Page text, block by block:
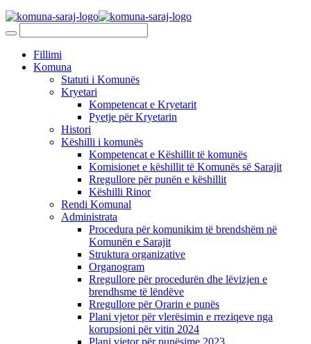
Fillimi
Komuna
Statuti i Komunës
Kryetari
Kompetencat e Kryetarit
Pyetje për Kryetarin
Histori
Këshilli i komunës
Kompetencat e Këshillit të komunës
Komisionet e këshillit të Komunës së Sarajit
Rregullore për punën e këshillit
Këshilli Rinor
Rendi Komunal
Administrata
Procedura për komunikim të brendshëm në
Komunën e Sarajit
Struktura organizative
Organogram
Rregullore për procedurën dhe lëvizjen e
brendhsme të lëndëve
Rregullore për Orarin e punës
Plani vjetor për vlerësimin e rreziqeve nga
korupsioni për vitin 2024
Plani vjetor për punësime 2023